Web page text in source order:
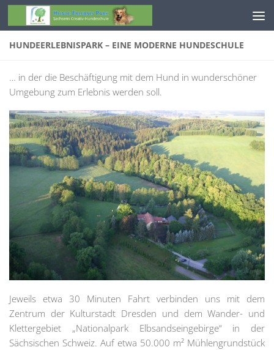
Zum Inhalt springen
HUNDEERLEBNISPARK – EINE MODERNE HUNDESCHULE
… in der die Beschäftigung mit dem Hund in wunderschöner
Umgebung zum Erlebnis werden soll.
Jeweils etwa 30 Minuten Fahrt verbinden uns mit dem
Zentrum der Kulturstadt Dresden und dem Wander- und
Klettergebiet „Nationalpark Elbsandseingebirge“ in der
Sächsischen Schweiz. Auf etwa 50.000 m² Mühlengrundstück